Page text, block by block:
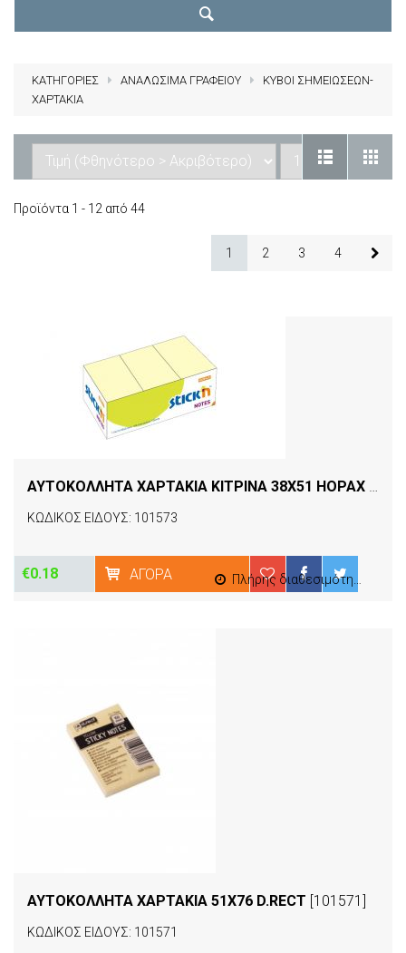
ΚΑΤΗΓΟΡΙΕΣ ΑΝΑΛΩΣΙΜΑ ΓΡΑΦΕΙΟΥ
ΚΥΒΟΙ ΣΗΜΕΙΩΣΕΩΝ-
ΧΑΡΤΑΚΙΑ
Προϊόντα 1 - 12 από 44
1 2 3 4
ΚΩΔΙΚΟΣ ΕΙΔΟΥΣ: 101573
€0.18 ΑΓΟΡΆ Πλήρης διαθεσιμότητα
ΑΥΤΟΚΟΛΛΗΤΑ ΧΑΡΤΑΚΙΑ 51Χ76 D.RECT [101571]
ΚΩΔΙΚΟΣ ΕΙΔΟΥΣ: 101571